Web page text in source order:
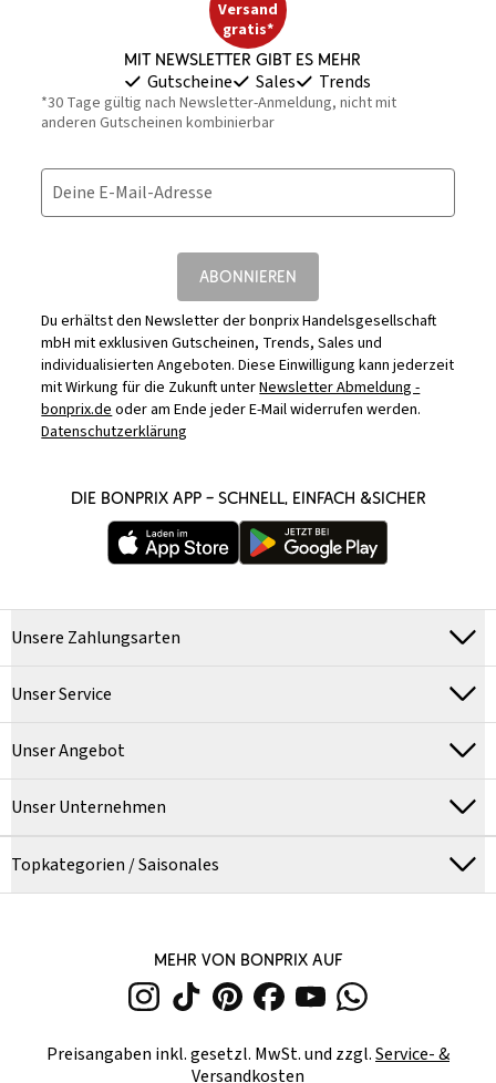
Versand
gratis*
Mit Newsletter gibt es mehr
Gutscheine Sales Trends
*30 Tage gültig nach Newsletter-Anmeldung, nicht mit
anderen Gutscheinen kombinierbar
Deine E-Mail-Adresse
ABONNIEREN
Du erhältst den Newsletter der bonprix Handelsgesellschaft
mbH mit exklusiven Gutscheinen, Trends, Sales und
individualisierten Angeboten. Diese Einwilligung kann jederzeit
mit Wirkung für die Zukunft unterNewsletter Abmeldung -
bonprix.deoder am Ende jeder E-Mail widerrufen werden.
Datenschutzerklärung
DIE BONPRIX APP – SCHNELL, EINFACH &SICHER
Unsere Zahlungsarten
Unser Service
Unser Angebot
Unser Unternehmen
Topkategorien / Saisonales
MEHR VON BONPRIX AUF
Preisangaben inkl. gesetzl. MwSt. und zzgl.Service- &
Versandkosten